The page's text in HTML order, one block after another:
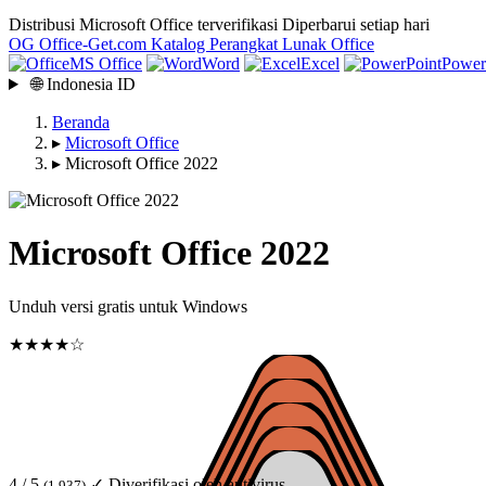
Distribusi Microsoft Office terverifikasi Diperbarui setiap hari
OG Office-Get.com Katalog Perangkat Lunak Office
MS Office
Word Excel
🌐 Indonesia ID
Beranda
▸ Microsoft Office
▸ Microsoft Office 2022
Microsoft Office 2022
Unduh versi gratis untuk Windows
★★★★☆